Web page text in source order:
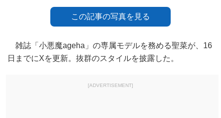
この記事の写真を見る
雑誌「小悪魔ageha」の専属モデルを務める聖菜が、16
日までにXを更新。抜群のスタイルを披露した。
[ADVERTISEMENT]